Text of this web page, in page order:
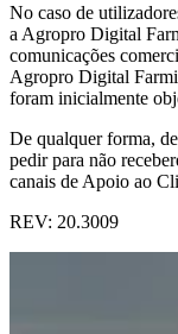
No caso de
a Agropro Digital
comunicações
Agropro Digital
foram inicialmente
De qualquer forma,
pedir para não
canais de Apoio ao
REV: 20.3009